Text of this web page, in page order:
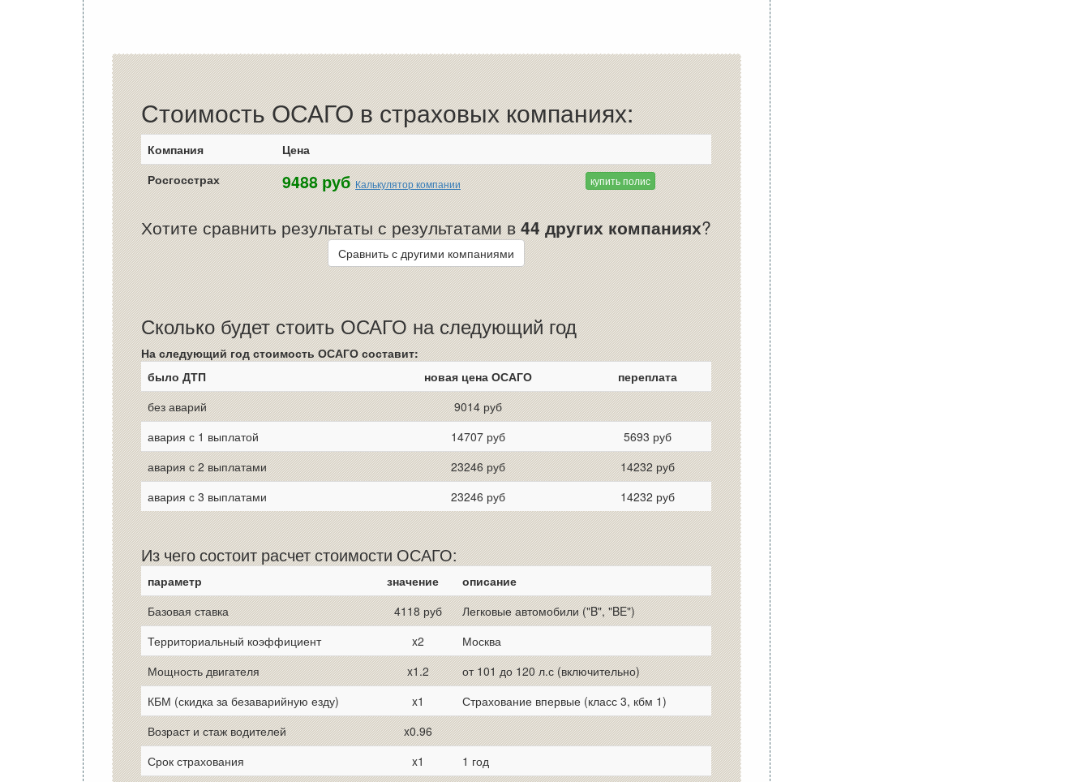
Стоимость ОСАГО в страховых компаниях:
Компания
Цена
Росгосстрах
9488 руб Калькулятор компании купить полис
Хотите сравнить результаты с результатами в44 других компаниях?
Сравнить с другими компаниями
Сколько будет стоить ОСАГО на следующий год
На следующий год стоимость ОСАГО составит:
было ДТП
новая цена ОСАГО
переплата
без аварий
9014 руб
авария с 1 выплатой
14707 руб
5693 руб
авария с 2 выплатами
23246 руб
14232 руб
авария с 3 выплатами
23246 руб 14232 руб
Из чего состоит расчет стоимости ОСАГО:
параметр значение
описание
Базовая ставка
4118 руб
Легковые автомобили ("B", "BE")
Территориальный коэффициент
x2
Москва
Мощность двигателя
x1.2
от 101 до 120 л.с (включительно)
КБМ (скидка за безаварийную езду)
x1
Страхование впервые (класс 3, кбм 1)
Возраст и стаж водителей
x0.96
Срок страхования
x1
1 год